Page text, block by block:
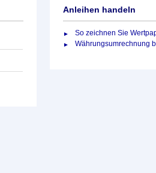
Anleihen handeln
So zeichnen Sie
Währungsumrechnung